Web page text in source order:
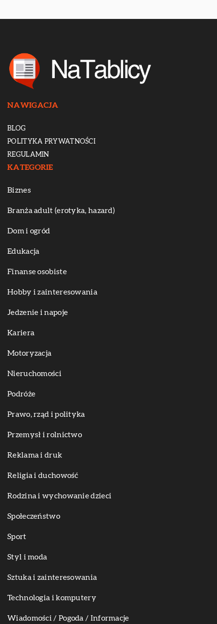
NAWIGACJA
BLOG
POLITYKA PRYWATNOŚCI
REGULAMIN
KATEGORIE
Biznes
Branża adult (erotyka, hazard)
Dom i ogród
Edukacja
Finanse osobiste
Hobby i zainteresowania
Jedzenie i napoje
Kariera
Motoryzacja
Nieruchomości
Podróże
Prawo, rząd i polityka
Przemysł i rolnictwo
Reklama i druk
Religia i duchowość
Rodzina i wychowanie dzieci
Społeczeństwo
Sport
Styl i moda
Sztuka i zainteresowania
Technologia i komputery
Wiadomości / Pogoda / Informacje